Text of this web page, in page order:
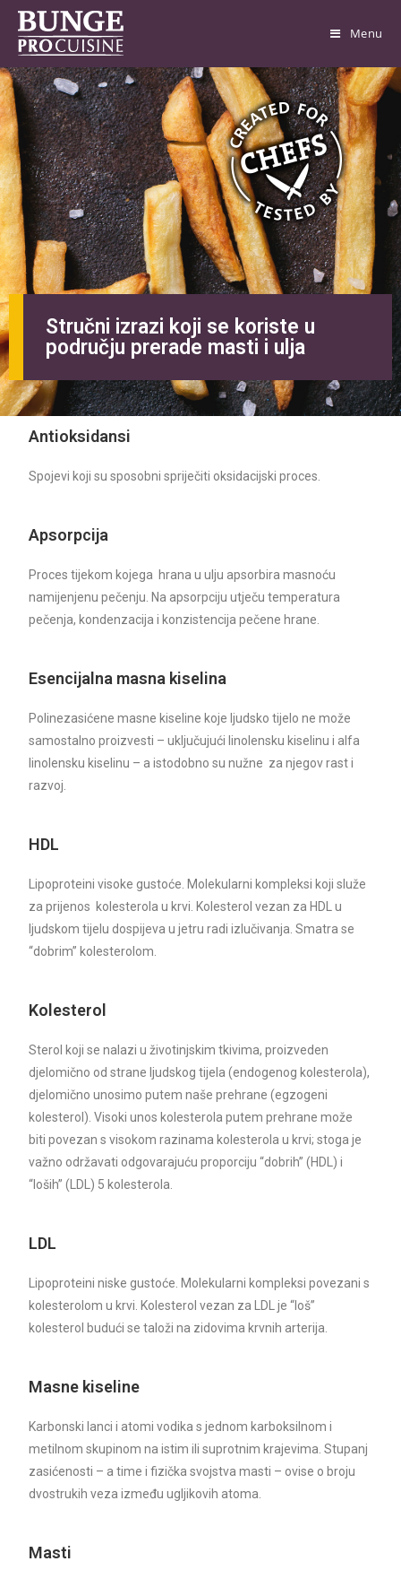
Menu
Stručni izrazi koji se koriste u
području prerade masti i ulja
Antioksidansi
Spojevi koji su sposobni spriječiti oksidacijski proces.
Apsorpcija
Proces tijekom kojega hrana u ulju apsorbira masnoću
namijenjenu pečenju. Na apsorpciju utječu temperatura
pečenja, kondenzacija i konzistencija pečene hrane.
Esencijalna masna kiselina
Polinezasićene masne kiseline koje ljudsko tijelo ne može
samostalno proizvesti – uključujući linolensku kiselinu i alfa
linolensku kiselinu – a istodobno su nužne za njegov rast i
razvoj.
HDL
Lipoproteini visoke gustoće. Molekularni kompleksi koji služe
za prijenos kolesterola u krvi. Kolesterol vezan za HDL u
ljudskom tijelu dospijeva u jetru radi izlučivanja. Smatra se
“dobrim” kolesterolom.
Kolesterol
Sterol koji se nalazi u životinjskim tkivima, proizveden
djelomično od strane ljudskog tijela (endogenog kolesterola),
djelomično unosimo putem naše prehrane (egzogeni
kolesterol). Visoki unos kolesterola putem prehrane može
biti povezan s visokom razinama kolesterola u krvi; stoga je
važno održavati odgovarajuću proporciju “dobrih” (HDL) i
“loših” (LDL) 5 kolesterola.
LDL
Lipoproteini niske gustoće. Molekularni kompleksi povezani s
kolesterolom u krvi. Kolesterol vezan za LDL je “loš”
kolesterol budući se taloži na zidovima krvnih arterija.
Masne kiseline
Karbonski lanci i atomi vodika s jednom karboksilnom i
metilnom skupinom na istim ili suprotnim krajevima. Stupanj
zasićenosti – a time i fizička svojstva masti – ovise o broju
dvostrukih veza između ugljikovih atoma.
Masti